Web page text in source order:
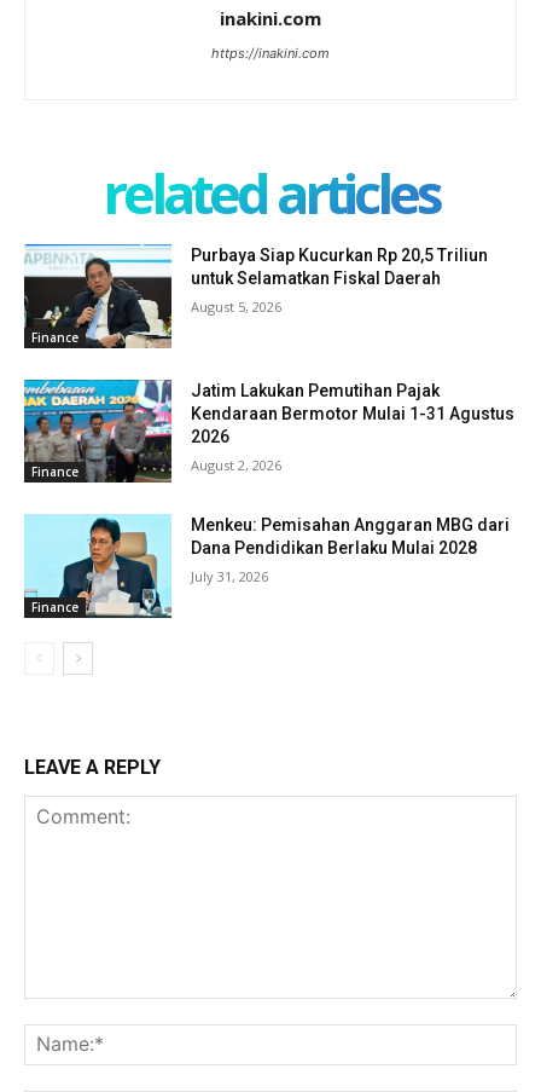
inakini.com
https://inakini.com
related articles
Finance
Purbaya Siap Kucurkan Rp 20,5 Triliun
untuk Selamatkan Fiskal Daerah
August 5, 2026
Finance
Jatim Lakukan Pemutihan Pajak
Kendaraan Bermotor Mulai 1-31 Agustus
2026
August 2, 2026
Finance
Menkeu: Pemisahan Anggaran MBG dari
Dana Pendidikan Berlaku Mulai 2028
July 31, 2026
LEAVE A REPLY